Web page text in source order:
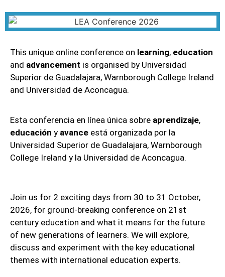
This unique online conference on learning, education
and advancement is organised by Universidad
Superior de Guadalajara, Warnborough College Ireland
and Universidad de Aconcagua.
Esta conferencia en línea única sobre aprendizaje,
educación y avance está organizada por la
Universidad Superior de Guadalajara, Warnborough
College Ireland y la Universidad de Aconcagua.
Join us for 2 exciting days from 30 to 31 October,
2026, for ground-breaking conference on 21st
century education and what it means for the future
of new generations of learners. We will explore,
discuss and experiment with the key educational
themes with international education experts.